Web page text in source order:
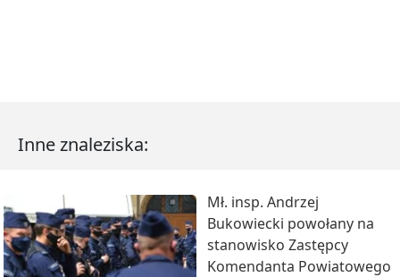
Inne znaleziska:
Mł. insp. Andrzej
Bukowiecki powołany na
stanowisko Zastępcy
Komendanta Powiatowego